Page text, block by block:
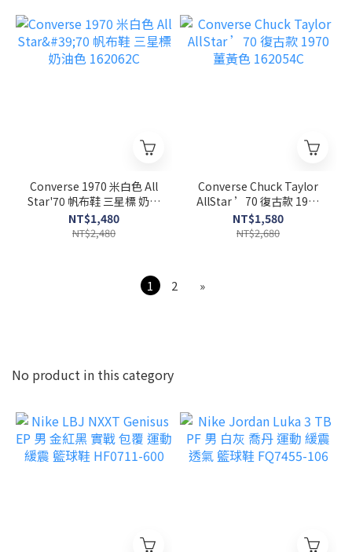
Converse 1970 米白色 All
Star'70 帆布鞋 三星標 奶油
色 162062C
NT$1,480
NT$2,480
Converse Chuck Taylor
AllStar ’70 復古款 1970
薑黃色 162054C
NT$1,580
NT$2,680
1 2 »
No product in this category